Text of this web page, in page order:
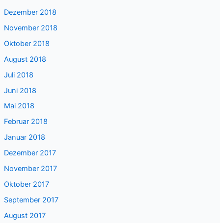
Dezember 2018
November 2018
Oktober 2018
August 2018
Juli 2018
Juni 2018
Mai 2018
Februar 2018
Januar 2018
Dezember 2017
November 2017
Oktober 2017
September 2017
August 2017